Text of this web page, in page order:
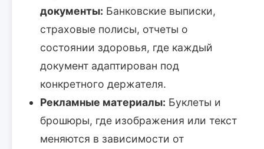
документы: Банковские выписки,
страховые полисы, отчеты о
состоянии здоровья, где каждый
документ адаптирован под
конкретного держателя.
Рекламные материалы: Буклеты и
брошюры, где изображения или текст
меняются в зависимости от